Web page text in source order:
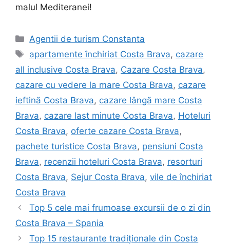
malul Mediteranei!
Categorii
Agentii de turism Constanta
Etichete
apartamente închiriat Costa Brava, cazare
all inclusive Costa Brava, Cazare Costa Brava,
cazare cu vedere la mare Costa Brava, cazare
ieftină Costa Brava, cazare lângă mare Costa
Brava, cazare last minute Costa Brava, Hoteluri
Costa Brava, oferte cazare Costa Brava,
pachete turistice Costa Brava, pensiuni Costa
Brava, recenzii hoteluri Costa Brava, resorturi
Costa Brava, Sejur Costa Brava, vile de închiriat
Costa Brava
Top 5 cele mai frumoase excursii de o zi din
Costa Brava – Spania
Top 15 restaurante tradiționale din Costa